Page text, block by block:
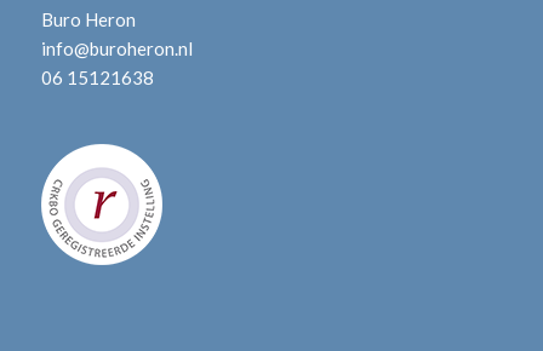
Buro Heron
info@buroheron.nl
06 15121638